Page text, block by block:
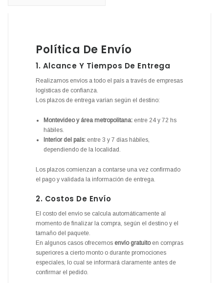
Política De Envío
1. Alcance Y Tiempos De Entrega
Realizamos envíos a todo el país a través de empresas
logísticas de confianza.
Los plazos de entrega varían según el destino:
Montevideo y área metropolitana: entre 24 y 72 hs
hábiles.
Interior del país: entre 3 y 7 días hábiles,
dependiendo de la localidad.
Los plazos comienzan a contarse una vez confirmado
el pago y validada la información de entrega.
2. Costos De Envío
El costo del envío se calcula automáticamente al
momento de finalizar la compra, según el destino y el
tamaño del paquete.
En algunos casos ofrecemos envío gratuitoen compras
superiores a cierto monto o durante promociones
especiales, lo cual se informará claramente antes de
confirmar el pedido.